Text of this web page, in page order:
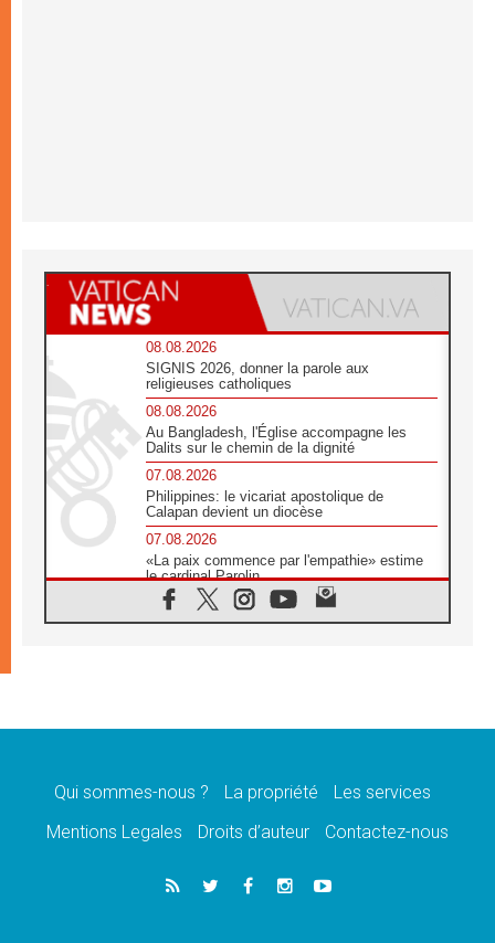
08.08.2026
SIGNIS 2026, donner la parole aux
religieuses catholiques
08.08.2026
Au Bangladesh, l'Église accompagne les
Dalits sur le chemin de la dignité
07.08.2026
Philippines: le vicariat apostolique de
Calapan devient un diocèse
07.08.2026
«La paix commence par l'empathie» estime
le cardinal Parolin
07.08.2026
En Colombie, «la paix ne s'achète pas avec
07.08.2026
07.08.2026
en France
Cardinal Rossi: «La venue du Pape Léon en
Argentine est un hommage à François»
Qui sommes-nous ? La propriété
Les services
Mentions Legales
Droits d’auteur Contactez-nous